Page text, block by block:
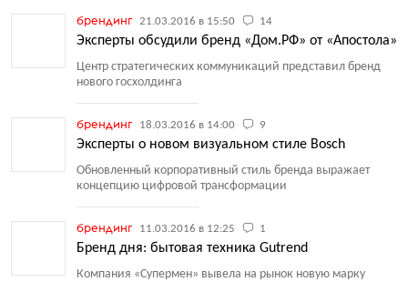
брендинг 21.03.2016 в 15:50 14
Эксперты обсудили бренд «Дом.РФ» от «Апостола»
Центр стратегических коммуникаций представил бренд
нового госхолдинга
брендинг 18.03.2016 в 14:00 9
Эксперты о новом визуальном стиле Bosch
Обновленный корпоративный стиль бренда выражает
концепцию цифровой трансформации
брендинг 11.03.2016 в 12:25 1
Бренд дня: бытовая техника Gutrend
Компания «Супермен» вывела на рынок новую марку